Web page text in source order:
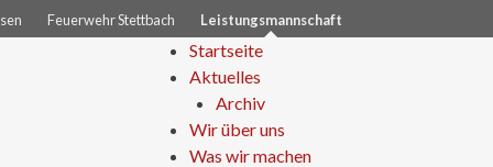
Feuerwehr Stettbach Leistungsmannschaft
Inhalt
springen
Startseite
Aktuelles
Archiv
Wir über uns
Was wir machen